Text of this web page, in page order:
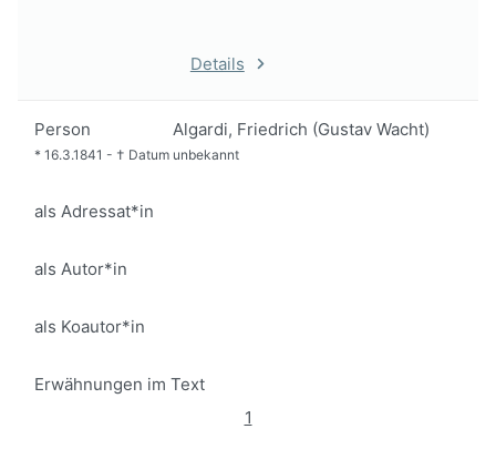
Details
Person Algardi, Friedrich (Gustav Wacht)
* 16.3.1841 - † Datum unbekannt
als Adressat*in
als Autor*in
als Koautor*in
Erwähnungen im Text
1